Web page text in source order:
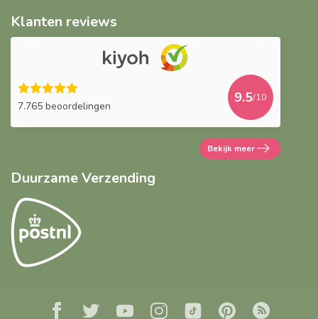
Klanten reviews
7.765 beoordelingen
9.5/10
Bekijk meer
Duurzame Verzending